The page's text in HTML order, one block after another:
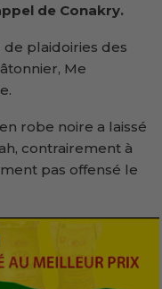
de Conakry.
plaidoiries des
Me
robe noire a laissé
contrairement à
pas offensé le